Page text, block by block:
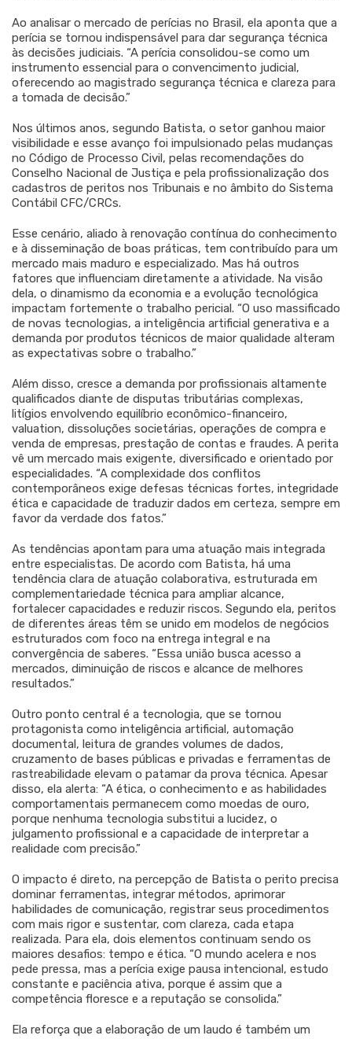
Ao analisar o mercado de perícias no Brasil, ela aponta que a
perícia se tornou indispensável para dar segurança técnica
às decisões judiciais. “A perícia consolidou-se como um
instrumento essencial para o convencimento judicial,
oferecendo ao magistrado segurança técnica e clareza para
a tomada de decisão.”
Nos últimos anos, segundo Batista, o setor ganhou maior
visibilidade e esse avanço foi impulsionado pelas mudanças
no Código de Processo Civil, pelas recomendações do
Conselho Nacional de Justiça e pela profissionalização dos
cadastros de peritos nos Tribunais e no âmbito do Sistema
Contábil CFC/CRCs.
Esse cenário, aliado à renovação contínua do conhecimento
e à disseminação de boas práticas, tem contribuído para um
mercado mais maduro e especializado. Mas há outros
fatores que influenciam diretamente a atividade. Na visão
dela, o dinamismo da economia e a evolução tecnológica
impactam fortemente o trabalho pericial. “O uso massificado
de novas tecnologias, a inteligência artificial generativa e a
demanda por produtos técnicos de maior qualidade alteram
as expectativas sobre o trabalho.”
Além disso, cresce a demanda por profissionais altamente
qualificados diante de disputas tributárias complexas,
litígios envolvendo equilíbrio econômico-financeiro,
valuation, dissoluções societárias, operações de compra e
venda de empresas, prestação de contas e fraudes. A perita
vê um mercado mais exigente, diversificado e orientado por
especialidades. “A complexidade dos conflitos
contemporâneos exige defesas técnicas fortes, integridade
ética e capacidade de traduzir dados em certeza, sempre em
favor da verdade dos fatos.”
As tendências apontam para uma atuação mais integrada
entre especialistas. De acordo com Batista, há uma
tendência clara de atuação colaborativa, estruturada em
complementariedade técnica para ampliar alcance,
fortalecer capacidades e reduzir riscos. Segundo ela, peritos
de diferentes áreas têm se unido em modelos de negócios
estruturados com foco na entrega integral e na
convergência de saberes. “Essa união busca acesso a
mercados, diminuição de riscos e alcance de melhores
resultados.”
Outro ponto central é a tecnologia, que se tornou
protagonista como inteligência artificial, automação
documental, leitura de grandes volumes de dados,
cruzamento de bases públicas e privadas e ferramentas de
rastreabilidade elevam o patamar da prova técnica. Apesar
disso, ela alerta: “A ética, o conhecimento e as habilidades
comportamentais permanecem como moedas de ouro,
porque nenhuma tecnologia substitui a lucidez, o
julgamento profissional e a capacidade de interpretar a
realidade com precisão.”
O impacto é direto, na percepção de Batista o perito precisa
dominar ferramentas, integrar métodos, aprimorar
habilidades de comunicação, registrar seus procedimentos
com mais rigor e sustentar, com clareza, cada etapa
realizada. Para ela, dois elementos continuam sendo os
maiores desafios: tempo e ética. “O mundo acelera e nos
pede pressa, mas a perícia exige pausa intencional, estudo
constante e paciência ativa, porque é assim que a
competência floresce e a reputação se consolida.”
Ela reforça que a elaboração de um laudo é também um